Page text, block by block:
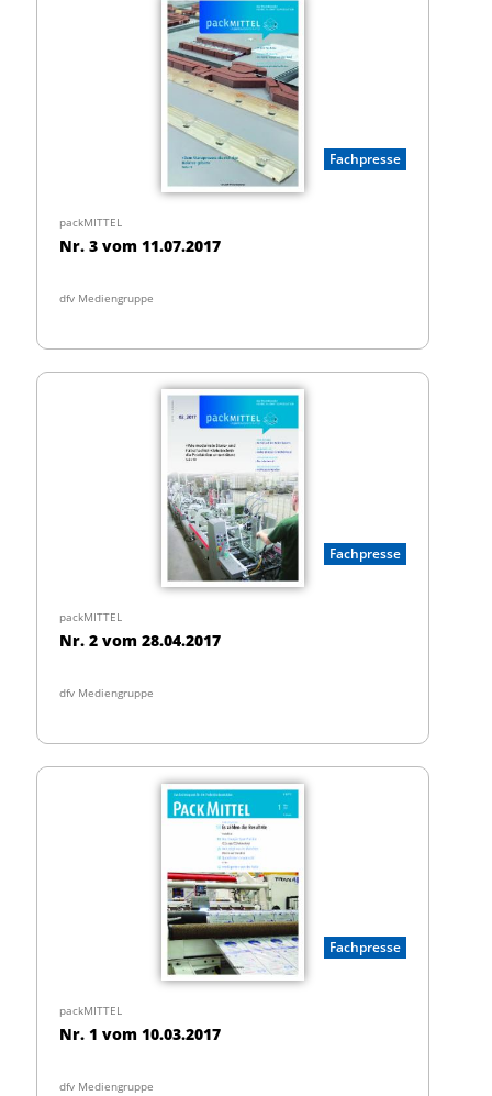
Fachpresse
packMITTEL
Nr. 3 vom 11.07.2017
dfv Mediengruppe
Fachpresse
packMITTEL
Nr. 2 vom 28.04.2017
dfv Mediengruppe
Fachpresse
packMITTEL
Nr. 1 vom 10.03.2017
dfv Mediengruppe